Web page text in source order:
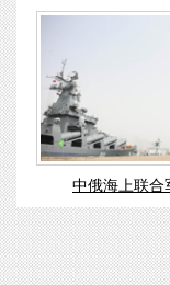
中俄海上联合